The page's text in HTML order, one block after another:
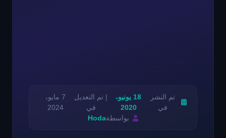
تم النشر
في
18 يونيو،
2020
| تم التعديل
في
7 مايو،
2024
بواسطةHoda